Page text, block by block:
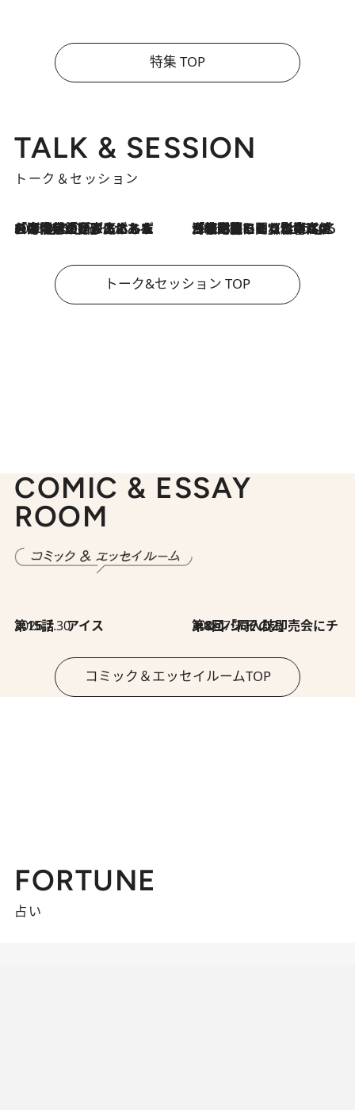
特集 TOP
TALK & SESSION
トーク＆セッション
2026.8.3
「今後値上げがあるとすれば…」「リスクがあるのは今年の冬」エネルギー専門家が語る、ホルムズ海峡封鎖が家庭にもたらす“ある心配” 2026.8.3
「住宅建てられない…」「サーチャージ料の高値が続いている」ホルムズ海峡封鎖による影響はいつまで続く？《エネルギー専門家に聞く“どうなる日本の暮らし”》
トーク&セッション TOP
COMIC & ESSAY
ROOM
2026.7.30
第15話 アイス 2026.7.30
第8回「同人誌即売会にチャレンジ その2」
コミック＆エッセイルームTOP
FORTUNE
占い